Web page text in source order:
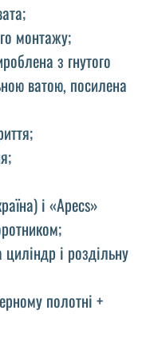
монтажу;
з гнутого
ватою, посилена
і «Apecs»
і роздільну
полотні +